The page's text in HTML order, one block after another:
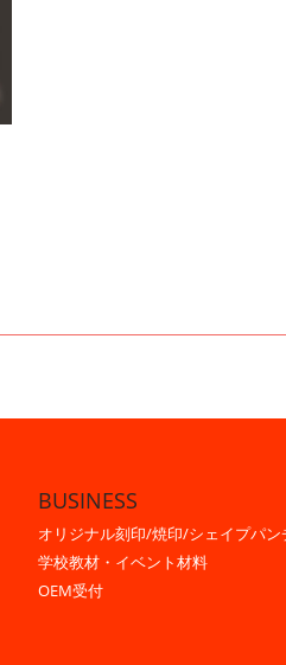
BUSINESS
オリジナル刻印/焼印/シェイプパン
学校教材・イベント材料
OEM受付